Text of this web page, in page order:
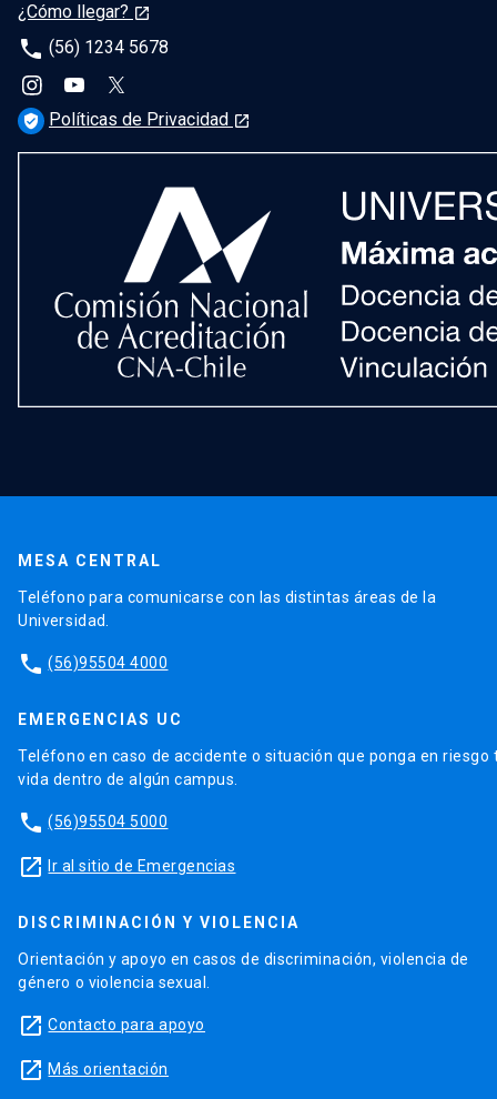
¿Cómo llegar? launch
phone (56) 1234 5678
verified_user Políticas de Privacidad launch
MESA CENTRAL
Teléfono para comunicarse con las distintas áreas de la
Universidad.
phone (56)95504 4000
EMERGENCIAS UC
Teléfono en caso de accidente o situación que ponga en riesgo
vida dentro de algún campus.
phone (56)95504 5000
launch Ir al sitio de Emergencias
DISCRIMINACIÓN Y VIOLENCIA
Orientación y apoyo en casos de discriminación, violencia de
género o violencia sexual.
launch Contacto para apoyo
launch Más orientación